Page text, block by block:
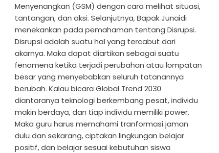
Menyenangkan (GSM) dengan cara melihat situasi,
tantangan, dan aksi. Selanjutnya, Bapak Junaidi
menekankan pada pemahaman tentang Disrupsi.
Disrupsi adalah suatu hal yang tercabut dari
akarnya. Maka dapat diartikan sebagai suatu
fenomena ketika terjadi perubahan atau lompatan
besar yang menyebabkan seluruh tatanannya
berubah. Kalau bicara Global Trend 2030
diantaranya teknologi berkembang pesat, individu
makin berdaya, dan tiap individu memiliki power.
Maka guru harus memahami tranformasi jaman
dulu dan sekarang, ciptakan lingkungan belajar
positif, dan belajar sesuai kebutuhan siswa